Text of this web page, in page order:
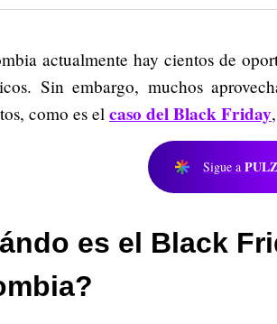
actualmente hay cientos de
Sin embargo, muchos
como es el caso del Black Friday
Sigue a
es el Black